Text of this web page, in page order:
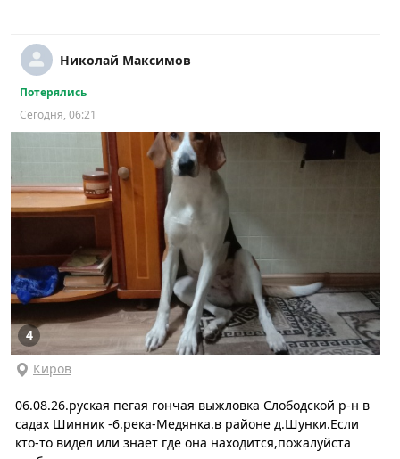
Николай Максимов
Потерялись
Сегодня, 06:21
4
Киров
06.08.26.руская пегая гончая выжловка Слободской р-н в
садах Шинник -6.река-Медянка.в районе д.Шунки.Если
кто-то видел или знает где она находится,пожалуйста